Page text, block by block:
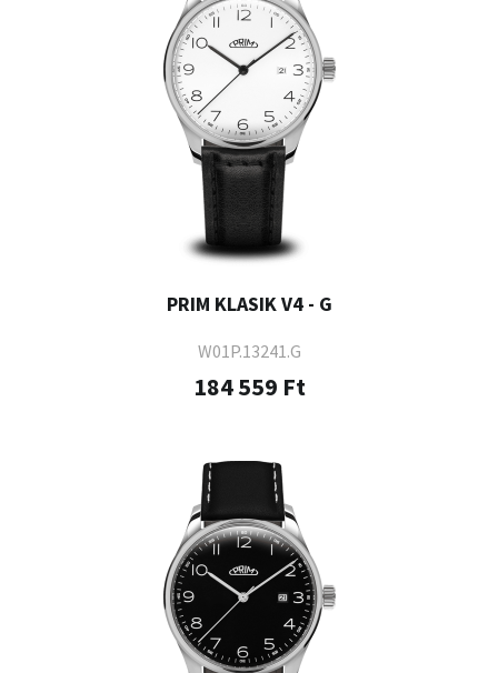
PRIM KLASIK V4 - G
W01P.13241.G
184 559 Ft